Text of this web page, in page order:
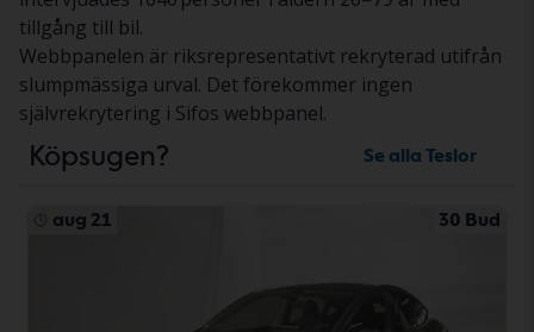
tillgång till bil.
Webbpanelen är riksrepresentativt rekryterad utifrån
slumpmässiga urval. Det förekommer ingen
självrekrytering i Sifos webbpanel.
Köpsugen? Se alla Teslor
aug 21 30 Bud